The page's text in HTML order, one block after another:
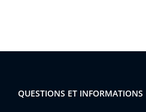
QUESTIONS ET INFORMATIONS